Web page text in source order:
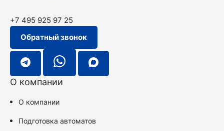
+7 495 925 97 25
Обратный звонок
О компании
О компании
Подготовка автоматов